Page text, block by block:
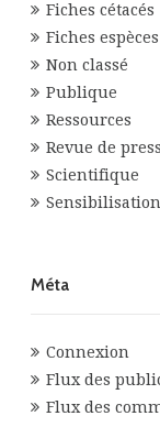
Fiches cétacés
Fiches espèces
Non classé
Publique
Ressources
Revue de
Scientifique
Sensibilisation
Méta
Connexion
Flux des
Flux des